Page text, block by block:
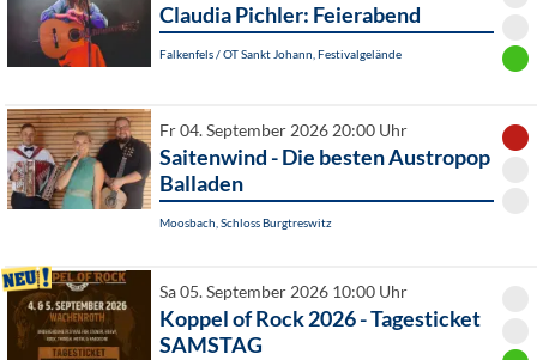
Claudia Pichler: Feierabend
Falkenfels / OT Sankt Johann, Festivalgelände
Fr 04. September 2026 20:00 Uhr
Saitenwind - Die besten Austropop
Balladen
Moosbach, Schloss Burgtreswitz
Sa 05. September 2026 10:00 Uhr
Koppel of Rock 2026 - Tagesticket
SAMSTAG